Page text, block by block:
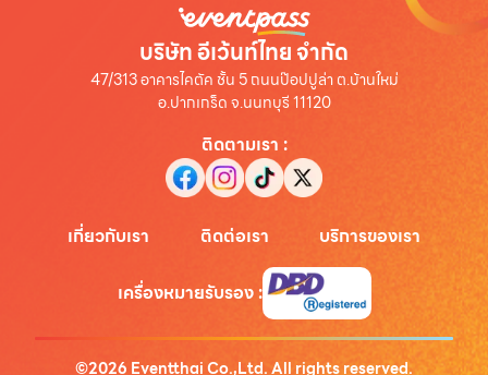
บริษัท อีเว้นท์ไทย จำกัด
47/313 อาคารไคตัค ชั้น 5 ถนนป๊อปปูล่า ต.บ้านใหม่
อ.ปากเกร็ด จ.นนทบุรี 11120
ติดตามเรา :
เกี่ยวกับเรา ติดต่อเรา บริการของเรา
เครื่องหมายรับรอง:
©2026 Eventthai Co.,Ltd. All rights reserved.